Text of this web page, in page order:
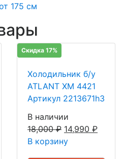
175 см
Скидка 17%
Холодильник б/у
ATLANT ХМ 4421
Артикул 2213671h3
В наличии
18,000₽ 14,990 ₽
В корзину